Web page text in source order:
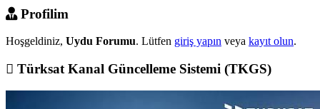
Profilim
Hoşgeldiniz, Uydu Forumu. Lütfen giriş yapın veya kayıt olun.
Türksat Kanal Güncelleme Sistemi (TKGS)